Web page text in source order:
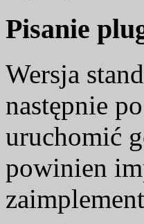
Pisanie
Wersja
następnie
uruchomić
powinien